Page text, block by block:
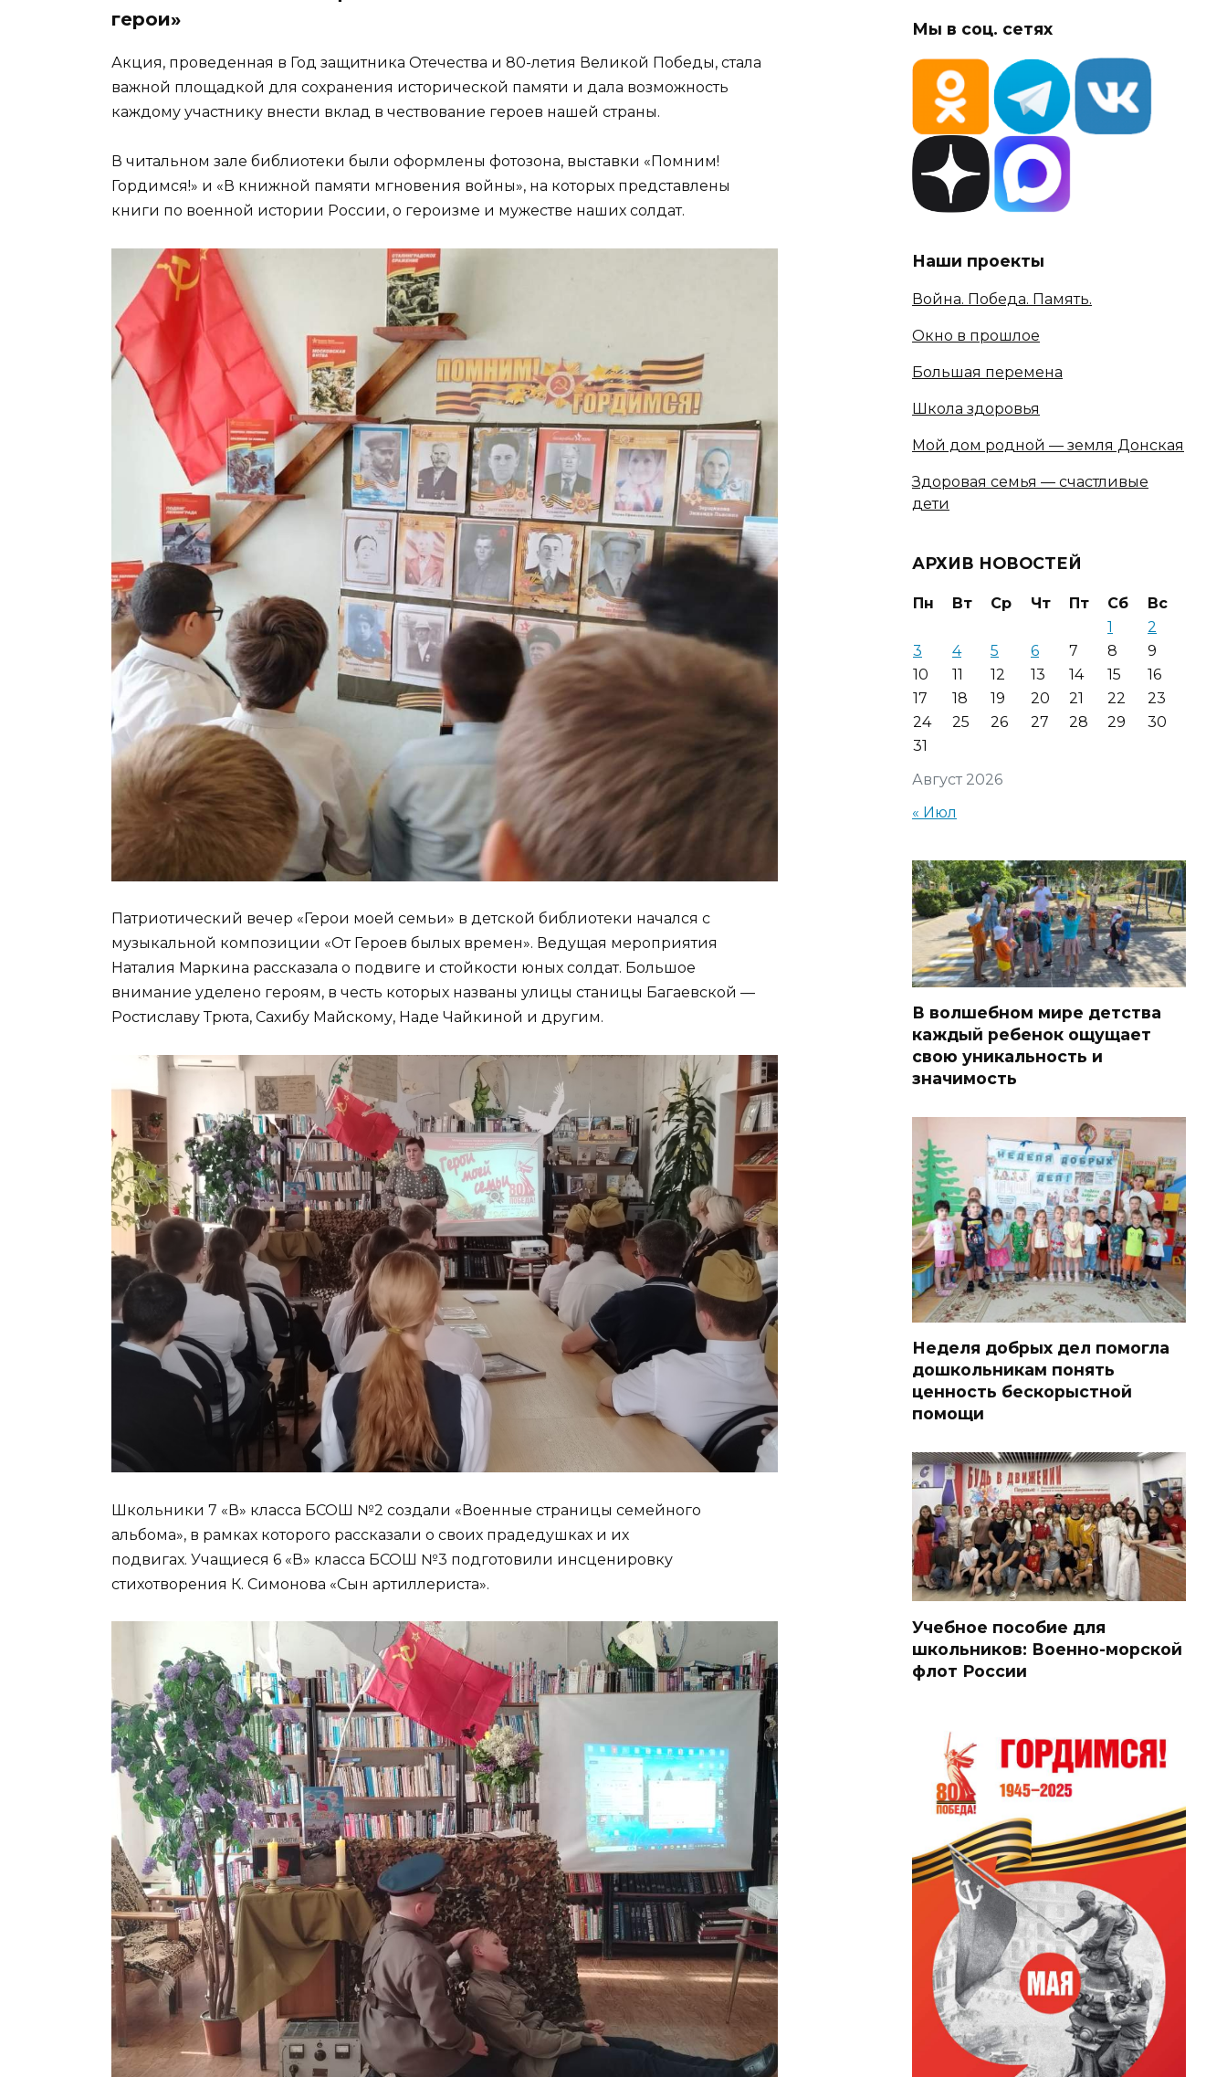
герои»
Акция, проведенная в Год защитника Отечества и 80-летия Великой Победы, стала
важной площадкой для сохранения исторической памяти и дала возможность
каждому участнику внести вклад в чествование героев нашей страны.
В читальном зале библиотеки были оформлены фотозона, выставки «Помним!
Гордимся!» и «В книжной памяти мгновения войны», на которых представлены
книги по военной истории России, о героизме и мужестве наших солдат.
Патриотический вечер «Герои моей семьи» в детской библиотеки начался с
музыкальной композиции «От Героев былых времен». Ведущая мероприятия
Наталия Маркина рассказала о подвиге и стойкости юных солдат. Большое
внимание уделено героям, в честь которых названы улицы станицы Багаевской —
Ростиславу Трюта, Сахибу Майскому, Наде Чайкиной и другим.
Школьники 7 «В» класса БСОШ №2 создали «Военные страницы семейного
альбома», в рамках которого рассказали о своих прадедушках и их
подвигах. Учащиеся 6 «В» класса БСОШ №3 подготовили инсценировку
стихотворения К. Симонова «Сын артиллериста».
Мы в соц. сетях
Наши проекты
Война. Победа. Память.
Окно в прошлое
Большая перемена
Школа здоровья
Мой дом родной — земля Донская
Здоровая семья — счастливые
дети
АРХИВ НОВОСТЕЙ
Август 2026
Пн Вт Ср Чт Пт Сб
Вс
1
2
3
4 5 6 7 8
9
10
11 12 13 14 15
16
17
18 19 20 21 22
23
24
25 26 27 28 29
30
31
« Июл
В волшебном мире детства
каждый ребенок ощущает
свою уникальность и
значимость
Неделя добрых дел помогла
дошкольникам понять
ценность бескорыстной
помощи
Учебное пособие для
школьников: Военно-морской
флот России